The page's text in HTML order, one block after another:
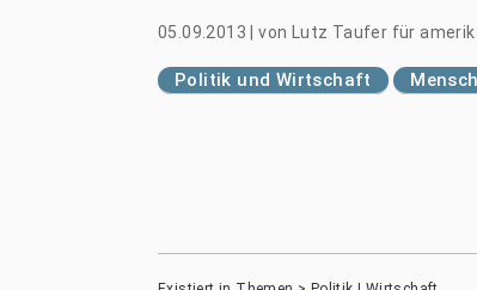
05.09.2013 |von Lutz Taufer für
Politik und Wirtschaft